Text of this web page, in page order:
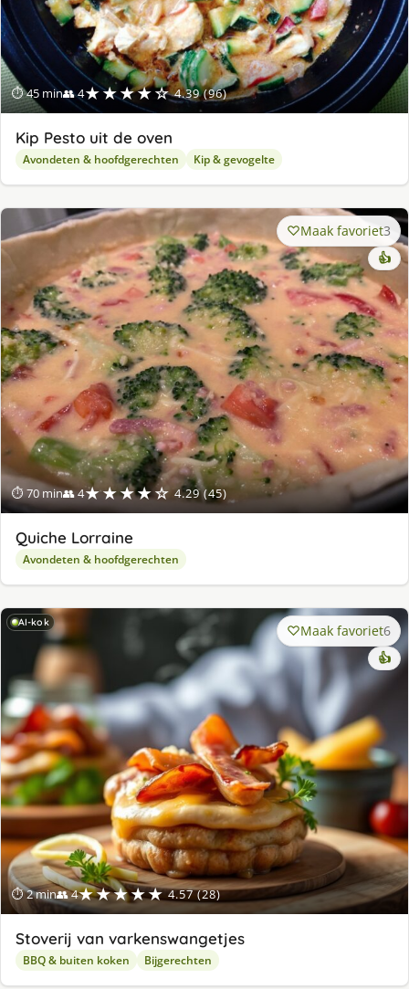
⏱ 45 min👥 4★★★★☆ 4.39 (96)
Kip Pesto uit de oven
Avondeten & hoofdgerechten Kip & gevogelte
⏱ 70 min👥 4★★★★☆ 4.29 (45)
Maak favoriet3
👍
Quiche Lorraine
Avondeten & hoofdgerechten
AI-kok
⏱ 2 min👥 4★★★★★ 4.57 (28)
Maak favoriet6
👍
Stoverij van varkenswangetjes
BBQ & buiten koken Bijgerechten